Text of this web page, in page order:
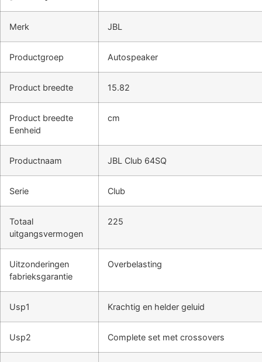
Merk JBL
Productgroep Autospeaker
Product breedte 15.82
Product breedte
Eenheid
cm
Productnaam JBL Club 64SQ
Serie Club
Totaal
uitgangsvermogen
225
Uitzonderingen
fabrieksgarantie
Overbelasting
Usp1 Krachtig en helder geluid
Usp2 Complete set met crossovers